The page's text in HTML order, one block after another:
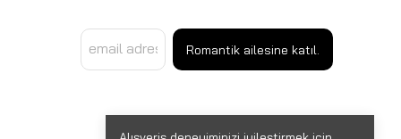
Romantik ailesine katıl.